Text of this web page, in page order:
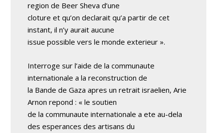
region de Beer Sheva d’une
cloture et qu’on declarait qu’a partir de cet
instant, il n’y aurait aucune
issue possible vers le monde exterieur ».
Interroge sur l’aide de la communaute
internationale a la reconstruction de
la Bande de Gaza apres un retrait israelien, Arie
Arnon repond : « le soutien
de la communaute internationale a ete au-dela
des esperances des artisans du